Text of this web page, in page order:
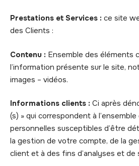
Prestations et Services : ce site
des Clients :
Contenu : Ensemble des éléments
l’information présente sur le site,
images – vidéos.
Informations clients : Ci après
(s) » qui correspondent à
personnelles susceptibles d’être
la gestion de votre compte, de la
client et à des fins d’analyses et